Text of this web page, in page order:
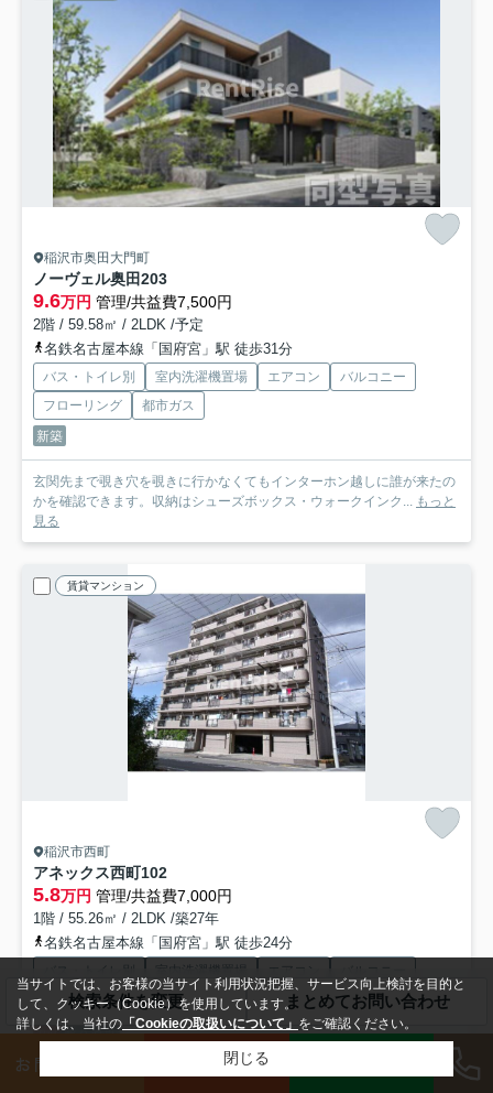
稲沢市奥田大門町
ノーヴェル奥田203
9.6万円 管理/共益費7,500円
2階 / 59.58㎡ / 2LDK /予定
名鉄名古屋本線「国府宮」駅 徒歩31分
バス・トイレ別 室内洗濯機置場 エアコン
バルコニー
フローリング
都市ガス
新築
玄関先まで覗き穴を覗きに行かなくてもインターホン越しに誰が来たの
かを確認できます。収納はシューズボックス・ウォークインク...
もっと
見る
賃貸マンション
稲沢市西町
アネックス西町102
5.8万円 管理/共益費7,000円
1階 / 55.26㎡ / 2LDK /築27年
名鉄名古屋本線「国府宮」駅 徒歩24分
室内洗濯機置場 エアコン
フローリング
電気有
礼0 即入居可
「アネックス西町」：稲沢市エリアの新居にピッタリ。共用部には宅配
検索条件を変更 まとめてお問い合わせ
お問い合わせ 来店予約
当サイトでは、お客様の当サイト利用状況把握、サービス向上検討を目的と
して、クッキー（Cookie）を使用しています。
詳しくは、当社の 「Cookieの取扱いについて」 をご確認ください。
閉じる